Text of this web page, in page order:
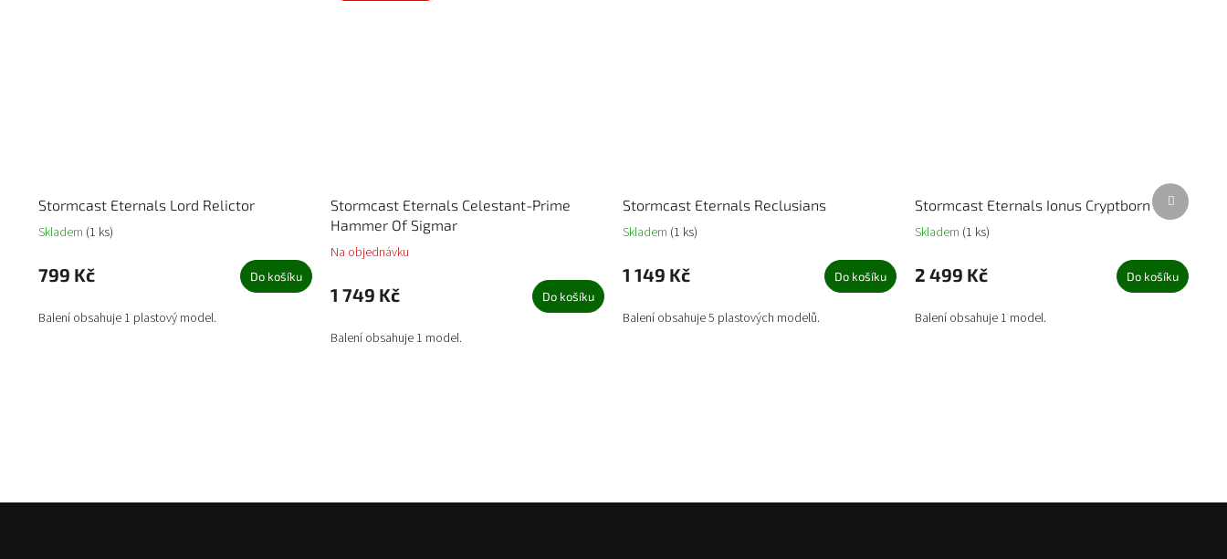
Stormcast Eternals Lord Relictor
Skladem (1 ks)
799 Kč Do košíku
Balení obsahuje 1 plastový model.
Stormcast Eternals Celestant-Prime
Hammer Of Sigmar
Na objednávku
1 749 Kč Do košíku
Balení obsahuje 1 model.
Stormcast Eternals Reclusians
Skladem (1 ks)
1 149 Kč Do košíku
Balení obsahuje 5 plastových modelů.
Stormcast Eternals Ionus Cryptborn
Skladem (1 ks)
2 499 Kč Do košíku
Balení obsahuje 1 model.
Další
produkt